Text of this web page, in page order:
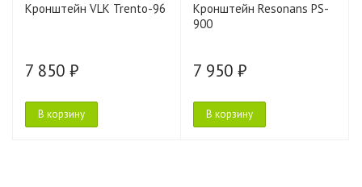
Кронштейн VLK Trento-96
7 850 ₽
В корзину
Кронштейн Resonans PS-
900
7 950 ₽
В корзину